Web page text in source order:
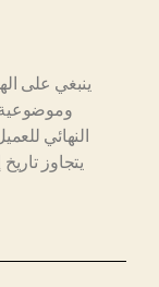
ينبغي على
وموضوعية
النهائي
يتجاوز